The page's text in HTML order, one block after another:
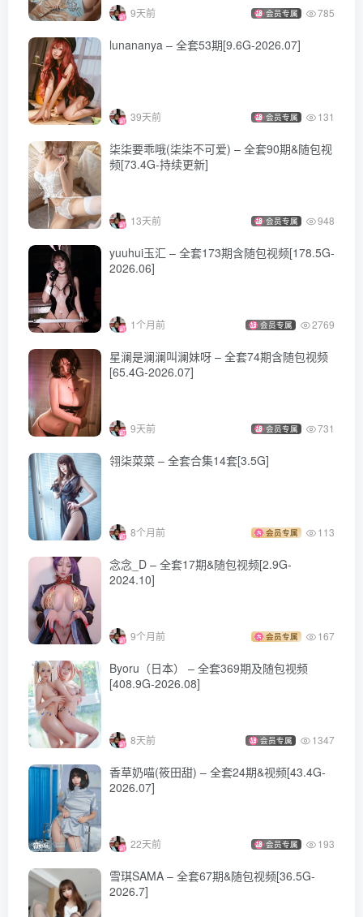
9天前 会员专属 785
lunananya – 全套53期[9.6G-2026.07]
39天前 会员专属 131
柒柒要乖哦(柒柒不可爱) – 全套90期&随包视
频[73.4G-持续更新]
13天前 会员专属 948
yuuhui玉汇 – 全套173期含随包视频[178.5G-
2026.06]
1个月前 会员专属 2769
星澜是澜澜叫澜妹呀 – 全套74期含随包视频
[65.4G-2026.07]
9天前 会员专属 731
翎柒菜菜 – 全套合集14套[3.5G]
8个月前 会员专属 113
念念_D – 全套17期&随包视频[2.9G-
2024.10]
9个月前 会员专属 167
Byoru（日本） – 全套369期及随包视频
[408.9G-2026.08]
8天前 会员专属 1347
香草奶喵(筱田甜) – 全套24期&视频[43.4G-
2026.07]
22天前 会员专属 193
雪琪SAMA – 全套67期&随包视频[36.5G-
2026.7]